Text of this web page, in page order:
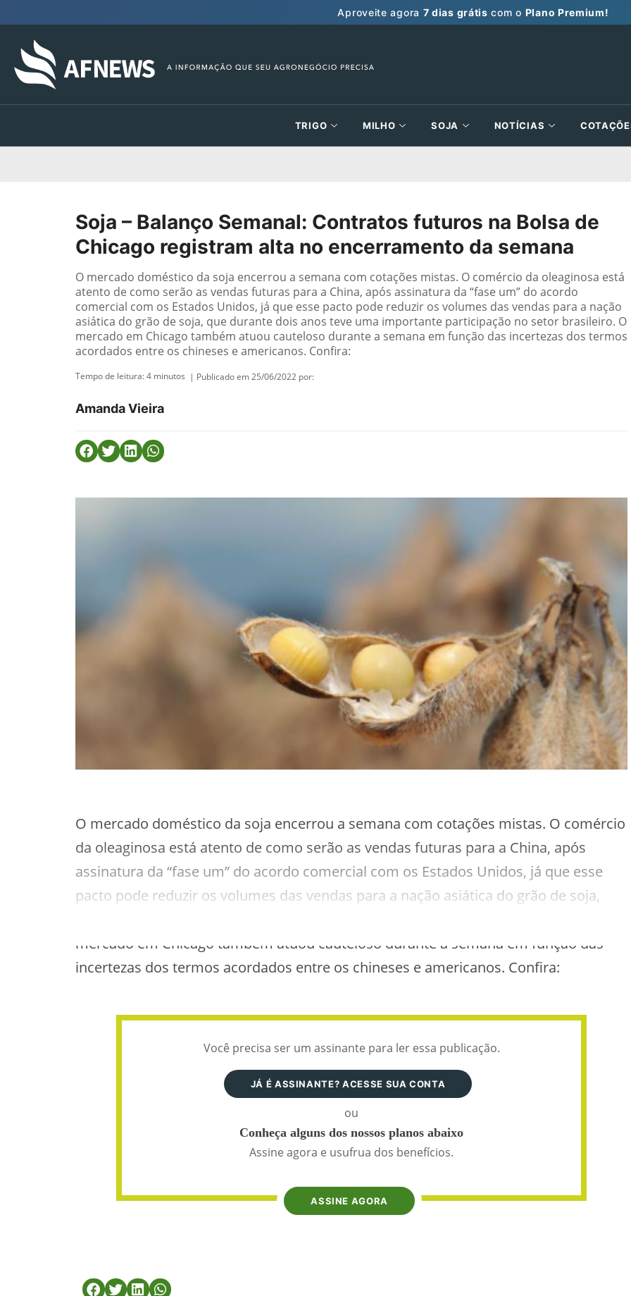
Aproveite agora 7 dias grátis com o Plano Premium!
TRIGO MILHO SOJA NOTÍCIAS
Soja – Balanço Semanal: Contratos futuros na Bolsa de
Chicago registram alta no encerramento da semana
O mercado doméstico da soja encerrou a semana com cotações mistas. O comércio da oleaginosa está
atento de como serão as vendas futuras para a China, após assinatura da “fase um” do acordo
comercial com os Estados Unidos, já que esse pacto pode reduzir os volumes das vendas para a nação
asiática do grão de soja, que durante dois anos teve uma importante participação no setor brasileiro. O
mercado em Chicago também atuou cauteloso durante a semana em função das incertezas dos termos
acordados entre os chineses e americanos. Confira:
Tempo de leitura:4 minutos | Publicado em 25/06/2022 por:
Amanda Vieira
O mercado doméstico da soja encerrou a semana com cotações mistas. O comércio
da oleaginosa está atento de como serão as vendas futuras para a China, após
assinatura da “fase um” do acordo comercial com os Estados Unidos, já que esse
pacto pode reduzir os volumes das vendas para a nação asiática do grão de soja,
mercado em Chicago também atuou cauteloso durante a semana em função das
incertezas dos termos acordados entre os chineses e americanos. Confira:
Você precisa ser um assinante para ler essa publicação.
JÁ É ASSINANTE? ACESSE SUA CONTA
ou
Conheça alguns dos nossos planos abaixo
Assine agora e usufrua dos benefícios.
ASSINE AGORA